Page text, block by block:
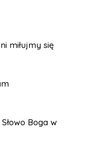
miłujmy się
Boga w